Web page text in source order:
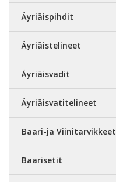
Äyriäispihdit
Äyriäistelineet
Äyriäisvadit
Äyriäisvatitelineet
Baari-ja Viinitarvikkeet
Baarisetit